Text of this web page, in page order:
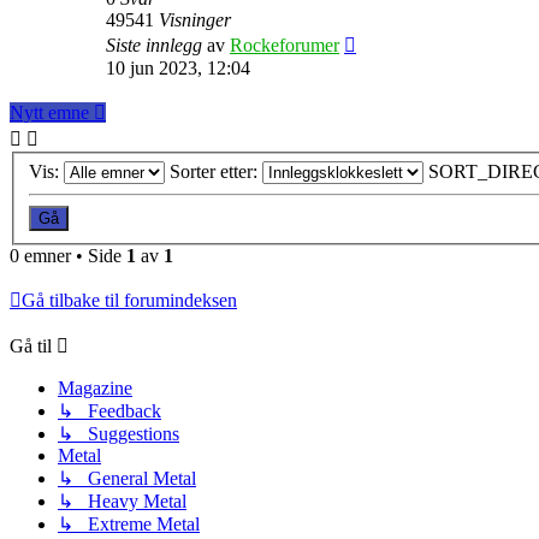
49541 Visninger
Siste innlegg av Rockeforumer
10 jun 2023, 12:04
Nytt emne
Vis: Sorter etter:
0 emner • Side 1 av 1
Gå tilbake til forumindeksen
Gå til
Magazine
↳ Feedback
↳ Suggestions
Metal
↳ General Metal
↳ Heavy Metal
↳ Extreme Metal